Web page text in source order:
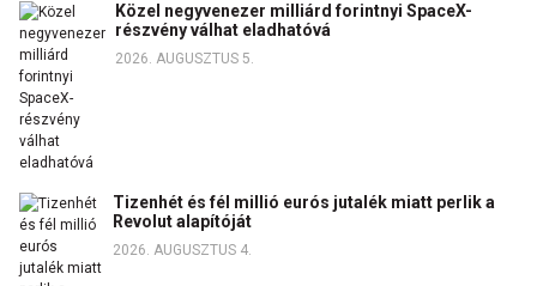
Közel negyvenezer milliárd forintnyi SpaceX-
részvény válhat eladhatóvá
2026. AUGUSZTUS 5.
Tizenhét és fél millió eurós jutalék miatt perlik a
Revolut alapítóját
2026. AUGUSZTUS 4.